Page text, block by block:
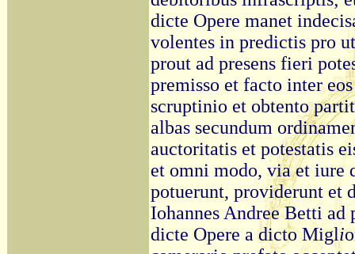
dicte Opere manet
volentes in predictis pro
prout ad presens fieri
premisso et facto inter
scruptinio et obtento
albas secundum
auctoritatis et potestatis
et omni modo, via et iure
potuerunt, providerunt et
Iohannes Andree Betti ad
dicte Opere a dicto Migli